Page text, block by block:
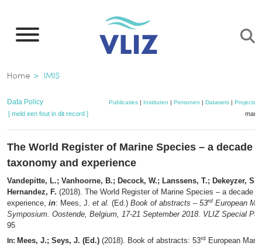
naar
inhoud
gaan
Kruimelpad
Home IMIS
Data Policy Publicaties| Instituten | Personen | Datasets| Projecten
[ meld een fout in dit record ]
The World Register of Marine Species – a decade
taxonomy and experience
Vandepitte, L.; Vanhoorne, B.; Decock, W.; Lanssens, T.; Dekeyzer,
Hernandez, F. (2018). The World Register of Marine Species – a decade
experience, in: Mees, J. et al. (Ed.) Book of abstracts – 53rd European
Symposium. Oostende, Belgium, 17-21 September 2018. VLIZ Special
95
In: Mees, J.; Seys, J. (Ed.) (2018). Book of abstracts: 53rd
European